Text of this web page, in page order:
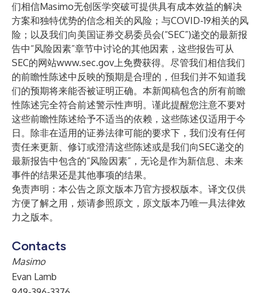
们相信Masimo无创医学突破可提供具有成本效益的解决
方案和独特优势的信念相关的风险；与COVID-19相关的风
险；以及我们向美国证券交易委员会(“SEC”)递交的最新报
告中“风险因素”章节中讨论的其他因素，这些报告可从
SEC的网站www.sec.gov上免费获得。尽管我们相信我们
的前瞻性陈述中反映的预期是合理的，但我们并不知道我
们的预期将来能否被证明正确。本新闻稿包含的所有前瞻
性陈述完全符合前述警示性声明。谨此提醒您注意不要对
这些前瞻性陈述给予不适当的依赖，这些陈述仅适用于今
日。除非在适用的证券法律可能的要求下，我们没有任何
责任来更新、修订或澄清这些陈述或是我们向SEC递交的
最新报告中包含的“风险因素”，无论是作为新信息、未来
事件的结果还是其他事项的结果。
免责声明：本公告之原文版本乃官方授权版本。译文仅供
方便了解之用，烦请参照原文，原文版本乃唯一具法律效
力之版本。
Contacts
Masimo
Evan Lamb